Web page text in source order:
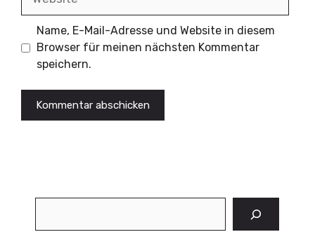
Name, E-Mail-Adresse und Website in diesem
Browser für meinen nächsten Kommentar
speichern.